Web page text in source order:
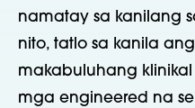
namatay sa kanilang
nito, tatlo sa kanila
makabuluhang
mga engineered na